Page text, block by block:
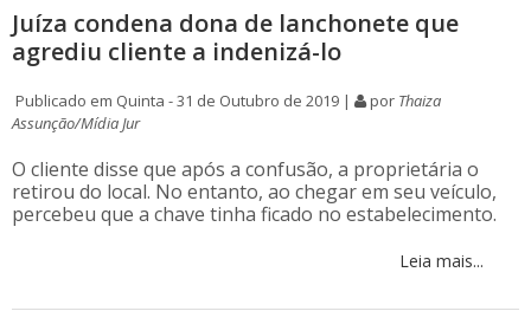
Juíza condena dona de lanchonete que
agrediu cliente a indenizá-lo
Publicado em Quinta - 31 de Outubro de 2019 | por Thaiza
Assunção/Mídia Jur
O cliente disse que após a confusão, a proprietária o
retirou do local. No entanto, ao chegar em seu veículo,
percebeu que a chave tinha ficado no estabelecimento.
Leia mais...